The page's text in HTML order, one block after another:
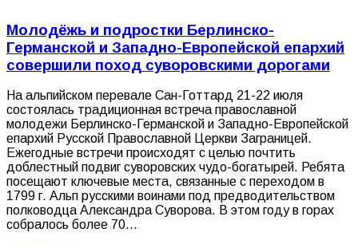
Молодёжь и подростки Берлинско-
Германской и Западно-Европейской епархий
совершили поход суворовскими дорогами
На альпийском перевале Сан-Готтард 21-22 июля
состоялась традиционная встреча православной
молодежи Берлинско-Германской и Западно-Европейской
епархий Русской Православной Церкви Заграницей.
Ежегодные встречи происходят с целью почтить
доблестный подвиг суворовских чудо-богатырей. Ребята
посещают ключевые места, связанные с переходом в
1799 г. Альп русскими воинами под предводительством
полководца Александра Суворова. В этом году в горах
собралось более 70…